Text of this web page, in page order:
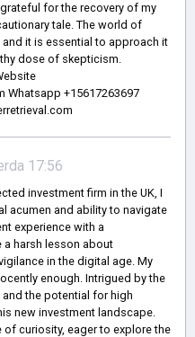
for the recovery of my
tale. The world of
it is essential to approach it
dose of skepticism.
Whatsapp +15617263697
17:56
investment firm in the UK, I
acumen and ability to navigate
experience with a
a harsh lesson about
in the digital age. My
enough. Intrigued by the
the potential for high
new investment landscape.
of curiosity, eager to explore the